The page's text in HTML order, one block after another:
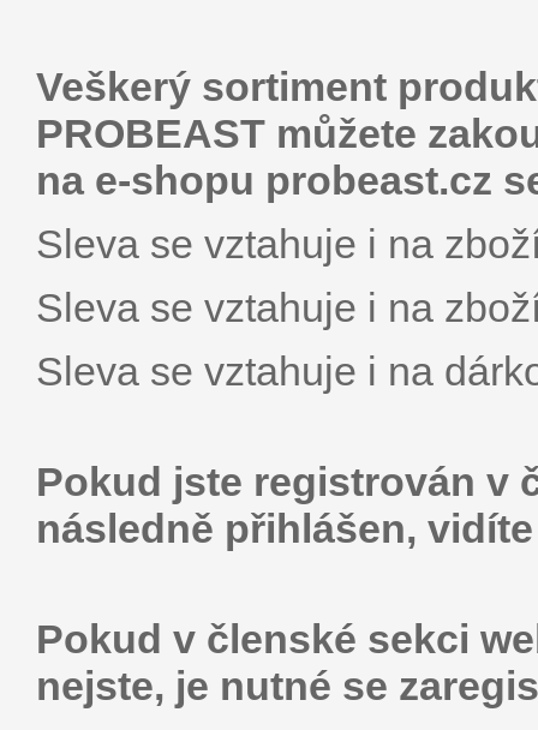
Veškerý sortiment
PROBEAST můžete
na e-shopu probeast.cz
Sleva se vztahuje i na
Sleva se vztahuje i na
Sleva se vztahuje i na
Pokud jste registrován v
následně přihlášen,
Pokud v členské sekci
nejste, je nutné se